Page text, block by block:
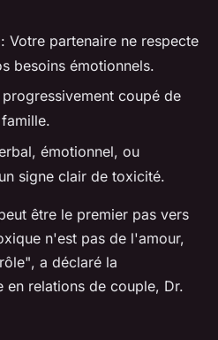
: Votre partenaire ne respecte
besoins émotionnels.
progressivement coupé de
émotionnel, ou
signe clair de toxicité.
être le premier pas vers
n'est pas de l'amour,
, a déclaré la
en relations de couple, Dr.